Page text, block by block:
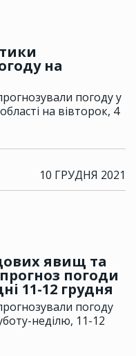
на
погоду у
на вівторок, 4
10 ГРУДНЯ 2021
явищ та
погоди
11-12 грудня
погоду
неділю, 11-12